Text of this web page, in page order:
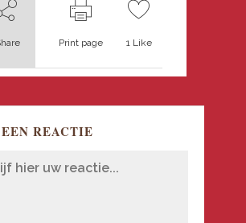
Print page 1 Like
REACTIE